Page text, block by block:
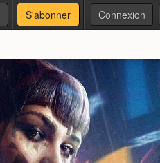
S'abonner Connexion